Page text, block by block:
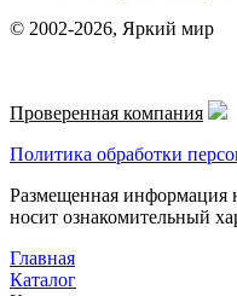
© 2002-2026, Яркий мир
Проверенная компания
Политика обработки
Размещенная информация
носит ознакомительный
Главная
Каталог